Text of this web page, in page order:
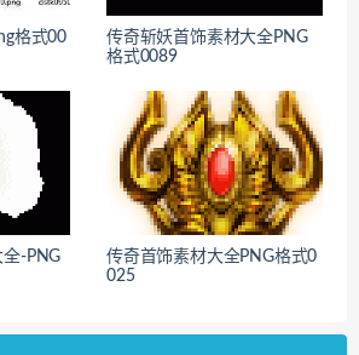
格式00
传奇斩妖首饰素材大全PNG
格式0089
-PNG
传奇首饰素材大全PNG格式0
025